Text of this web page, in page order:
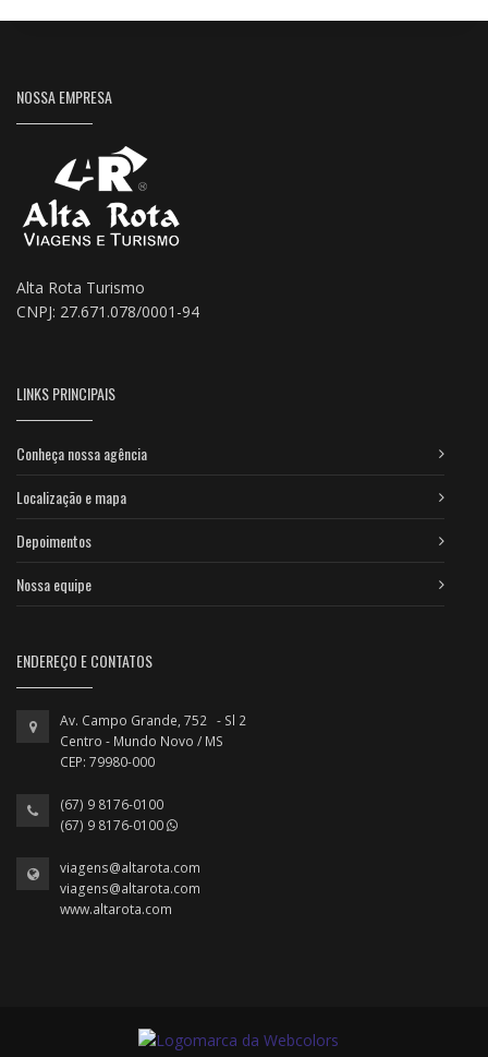
NOSSA EMPRESA
Alta Rota Turismo
CNPJ: 27.671.078/0001-94
LINKS PRINCIPAIS
Conheça nossa agência
Localização e mapa
Depoimentos
Nossa equipe
ENDEREÇO E CONTATOS
Av. Campo Grande, 752 - Sl 2
Centro - Mundo Novo / MS
CEP: 79980-000
(67) 9 8176-0100
(67) 9 8176-0100
viagens@altarota.com
viagens@altarota.com
www.altarota.com